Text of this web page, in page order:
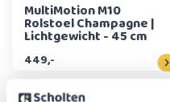
MultiMotion M10
Rolstoel Champagne |
Lichtgewicht - 45 cm
449,-